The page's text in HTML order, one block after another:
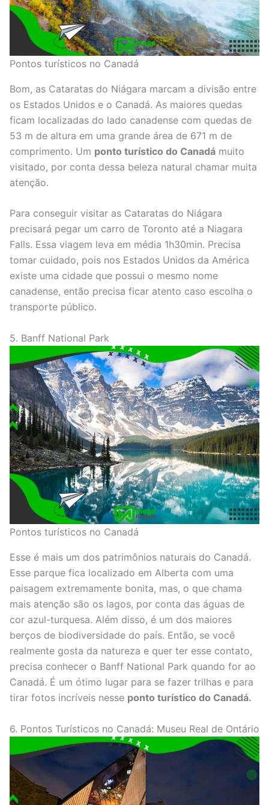
Pontos turísticos no Canadá
Bom, as Cataratas do Niágara marcam a divisão entre
os Estados Unidos e o Canadá. As maiores quedas
ficam localizadas do lado canadense com quedas de
53 m de altura em uma grande área de 671 m de
comprimento. Um ponto turístico do Canadá muito
visitado, por conta dessa beleza natural chamar muita
atenção.
Para conseguir visitar as Cataratas do Niágara
precisará pegar um carro de Toronto até a Niagara
Falls. Essa viagem leva em média 1h30min. Precisa
tomar cuidado, pois nos Estados Unidos da América
existe uma cidade que possui o mesmo nome
canadense, então precisa ficar atento caso escolha o
transporte público.
5. Banff National Park
Pontos turísticos no Canadá
Esse é mais um dos patrimônios naturais do Canadá.
Esse parque fica localizado em Alberta com uma
paisagem extremamente bonita, mas, o que chama
mais atenção são os lagos, por conta das águas de
cor azul-turquesa. Além disso, é um dos maiores
berços de biodiversidade do país. Então, se você
realmente gosta da natureza e quer ter esse contato,
precisa conhecer o Banff National Park quando for ao
Canadá. É um ótimo lugar para se fazer trilhas e para
tirar fotos incríveis nesse ponto turístico do Canadá.
6. Pontos Turísticos no Canadá: Museu Real de Ontário